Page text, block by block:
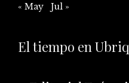
« May Jul »
El tiempo en